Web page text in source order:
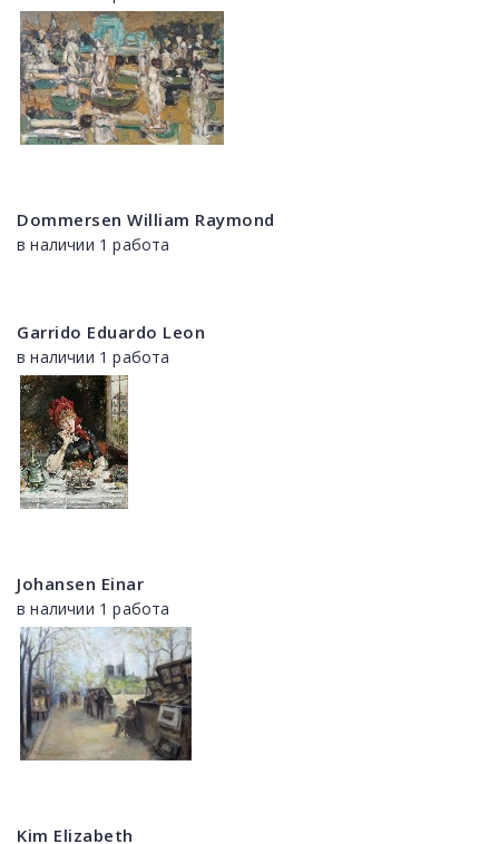
Dommersen William Raymond
в наличии 1 работа
Garrido Eduardo Leon
в наличии 1 работа
Johansen Einar
в наличии 1 работа
Kim Elizabeth